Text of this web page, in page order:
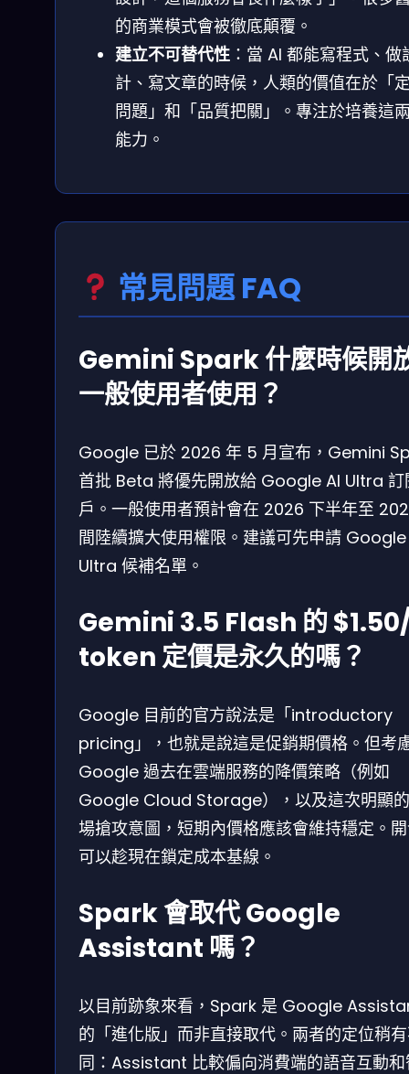
的商業模式會被徹底顛覆。
建立不可替代性 ：當 AI 都能寫程式、做
計、寫文章的時候，人類的價值在於「
問題」和「品質把關」。專注於培養這
能力。
常見問題 FAQ
Gemini Spark 什麼時候開
一般使用者使用？
Google 已於 2026 年 5 月宣布，Gemini
首批 Beta 將優先開放給 Google AI Ultra 訂
戶。一般使用者預計會在 2026 下半年至
間陸續擴大使用權限。建議可先申請
Ultra 候補名單。
Gemini 3.5 Flash 的
token 定價是永久的嗎？
Google 目前的官方說法是「introductory
pricing」，也就是說這是促銷期價格。但考
Google 過去在雲端服務的降價策略（例如
Google Cloud Storage），以及這次明顯
場搶攻意圖，短期內價格應該會維持穩定。
可以趁現在鎖定成本基線。
Spark 會取代 Google
Assistant 嗎？
以目前跡象來看，Spark 是 Google
的「進化版」而非直接取代。兩者的定位稍
同：Assistant 比較偏向消費端的語音互動